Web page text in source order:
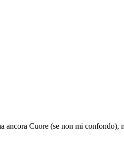
Cuore (se non mi confondo),